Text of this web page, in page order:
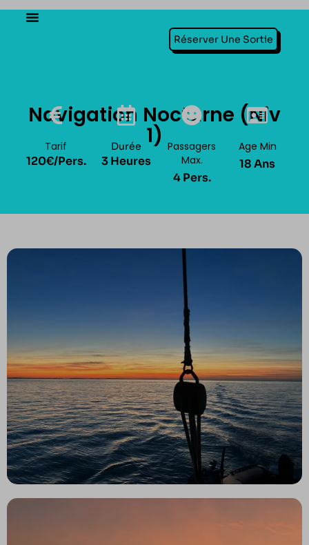
Réserver Une Sortie
Navigation Nocturne (Niv
1)
Tarif
120€/pers.
Durée
3 Heures
Passagers
Max.
4 Pers.
Age Min
18 Ans